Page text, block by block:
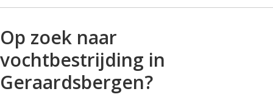
Op zoek naar
vochtbestrijding in
Geraardsbergen?